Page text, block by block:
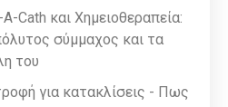
Cath και Χημειοθεραπεία:
σύμμαχος και τα
του
για κατακλίσεις - Πως